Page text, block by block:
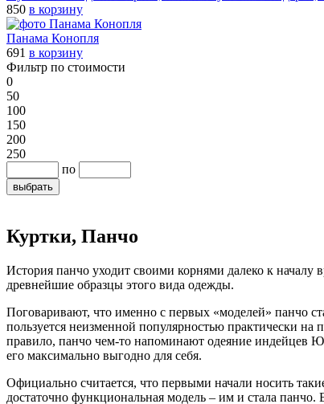
850 в корзину
Панама Конопля
691 в корзину
Фильтр по стоимости
0
50
100
150
200
250
по
Куртки, Панчо
История панчо уходит своими корнями далеко к
древнейшие образцы этого вида одежды.
Поговаривают, что именно с первых «моделей» панчо
пользуется неизменной популярностью практически
правило, панчо чем-то напоминают одеяние индейцев
его максимально выгодно для себя.
Официально считается, что первыми начали носить
достаточно функциональная модель – им и стала